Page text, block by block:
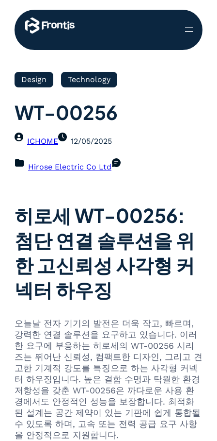
Design Technology
WT-00256
ICHOME 12/05/2025
Hirose Electric Co Ltd
히로세 WT-00256:
첨단 연결 솔루션을 위
한 고신뢰성 사각형 커
넥터 하우징
오늘날 전자 기기의 발전은 더욱 작고, 빠르며,
강력한 연결 솔루션을 요구하고 있습니다. 이러
한 요구에 부응하는 히로세의 WT-00256 시리
즈는 뛰어난 신뢰성, 컴팩트한 디자인, 그리고 견
고한 기계적 강도를 특징으로 하는 사각형 커넥
터 하우징입니다. 높은 결합 수명과 탁월한 환경
저항성을 갖춘 WT-00256은 까다로운 사용 환
경에서도 안정적인 성능을 보장합니다. 최적화
된 설계는 공간 제약이 있는 기판에 쉽게 통합될
수 있도록 하며, 고속 또는 전력 공급 요구 사항
을 안정적으로 지원합니다.